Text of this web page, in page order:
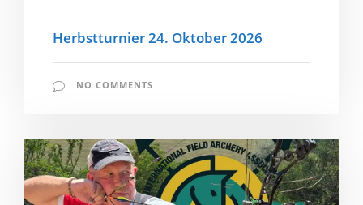
Herbstturnier 24. Oktober 2026
NO COMMENTS